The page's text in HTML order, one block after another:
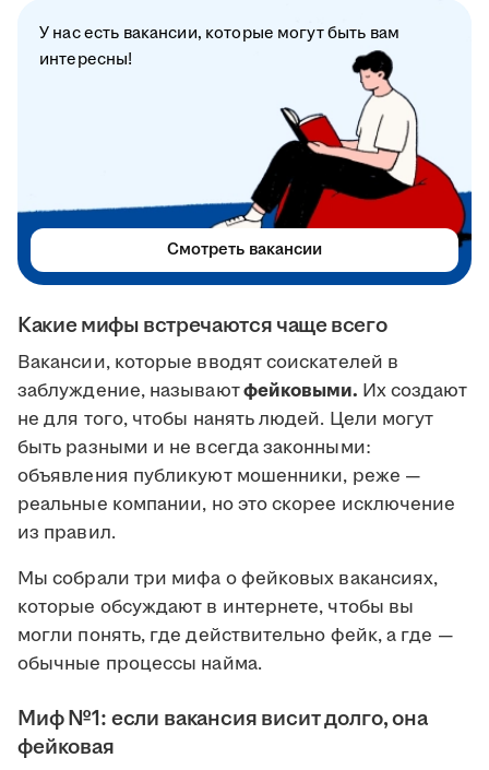
Какие мифы встречаются чаще всего
Вакансии, которые вводят соискателей в
заблуждение, называютфейковыми. Их создают
не для того, чтобы нанять людей. Цели могут
быть разными и не всегда законными:
объявления публикуют мошенники, реже —
реальные компании, но это скорее исключение
из правил.
Мы собрали три мифа о фейковых вакансиях,
которые обсуждают в интернете, чтобы вы
могли понять, где действительно фейк, а где —
обычные процессы найма.
Миф №1: если вакансия висит долго, она
фейковая
У нас есть вакансии, которые могут быть вам
интересны!
Смотреть вакансии